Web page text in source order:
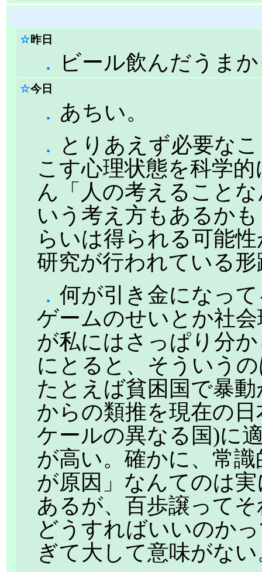
☆昨日
． ビール飲んだうま
☆今日
． あちい。
． とりあえず必要な
こす心理状態を科学
ん「人の考えること
いう考え方もあるか
らいは得られる可能
研究が行われている
． 何が引き金になっ
ゲームのせいとか社
が私にはさっぱり分
にとると、そういう
たとえば貧困国で暴
からの類推を現在の
ケールの異なる国)に
が高い。確かに、常
が原因」なんてのは
あるが、百歩譲って
どうすればいいのか
ぎて大して意味がない